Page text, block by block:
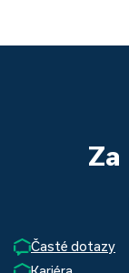
Za
Časté dotazy